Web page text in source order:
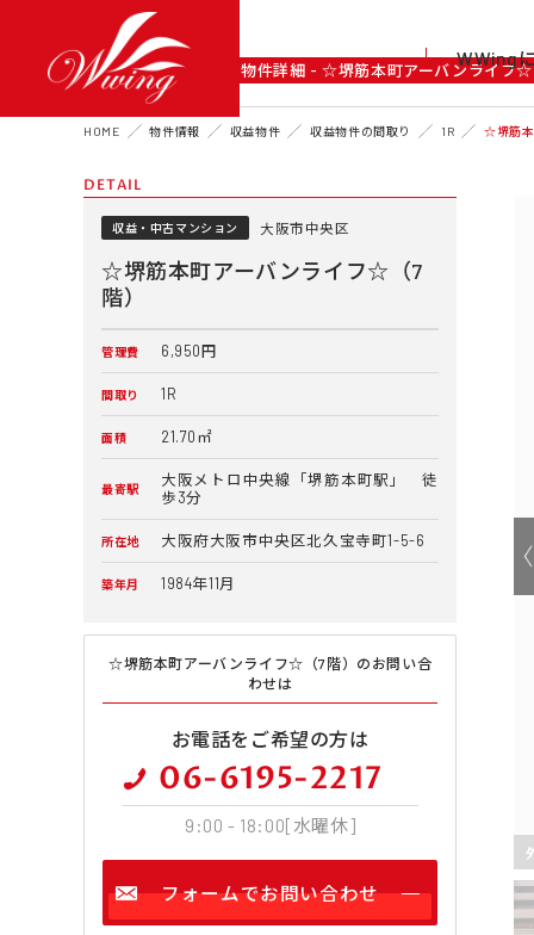
WWing
DETAIL 物件詳細 - ☆堺筋本町アーバンライフ☆
HOME 物件情報 収益物件 収益物件の間取り 1R ☆堺筋
DETAIL
収益・中古マンション 大阪市中央区
☆堺筋本町アーバンライフ☆（7
階）
管理費 6,950円
間取り 1R
面積 21.70㎡
最寄駅
大阪メトロ中央線「堺筋本町駅」 徒
歩3分
所在地 大阪府大阪市中央区北久宝寺町1-5-6
築年月 1984年11月
☆堺筋本町アーバンライフ☆（7階）のお問い合
わせは
お電話をご希望の方は
06-6195-2217
9:00 - 18:00[水曜休]
フォームでお問い合わせ